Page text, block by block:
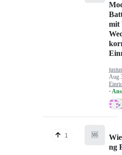
mit
Aug
·
1 🆘
ng